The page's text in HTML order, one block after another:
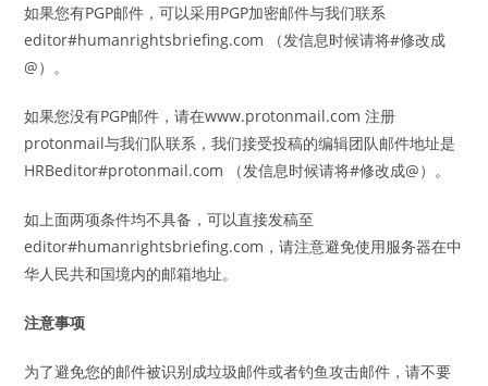
如果您有PGP邮件，可以采用PGP加密邮件与我们联系
editor#humanrightsbriefing.com （发信息时候请将#修改成
@）。
如果您没有PGP邮件，请在www.protonmail.com 注册
protonmail与我们队联系，我们接受投稿的编辑团队邮件地址是
HRBeditor#protonmail.com （发信息时候请将#修改成@）。
如上面两项条件均不具备，可以直接发稿至
editor#humanrightsbriefing.com，请注意避免使用服务器在中
华人民共和国境内的邮箱地址。
注意事项
为了避免您的邮件被识别成垃圾邮件或者钓鱼攻击邮件，请不要